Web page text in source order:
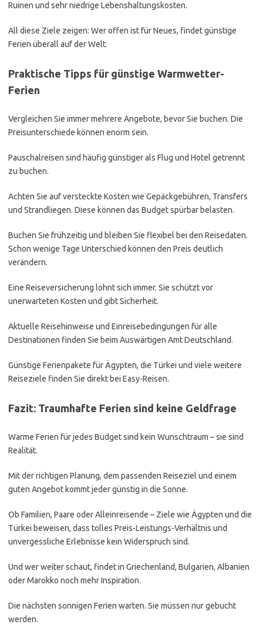
Ruinen und sehr niedrige Lebenshaltungskosten.
All diese Ziele zeigen: Wer offen ist für Neues, findet günstige
Ferien überall auf der Welt.
Praktische Tipps für günstige Warmwetter-
Ferien
Vergleichen Sie immer mehrere Angebote, bevor Sie buchen. Die
Preisunterschiede können enorm sein.
Pauschalreisen sind häufig günstiger als Flug und Hotel getrennt
zu buchen.
Achten Sie auf versteckte Kosten wie Gepäckgebühren, Transfers
und Strandliegen. Diese können das Budget spürbar belasten.
Buchen Sie frühzeitig und bleiben Sie flexibel bei den Reisedaten.
Schon wenige Tage Unterschied können den Preis deutlich
verändern.
Eine Reiseversicherung lohnt sich immer. Sie schützt vor
unerwarteten Kosten und gibt Sicherheit.
Aktuelle Reisehinweise und Einreisebedingungen für alle
Destinationen finden Sie beim Auswärtigen Amt Deutschland.
Günstige Ferienpakete für Ägypten, die Türkei und viele weitere
Reiseziele finden Sie direkt bei Easy-Reisen.
Fazit: Traumhafte Ferien sind keine Geldfrage
Warme Ferien für jedes Budget sind kein Wunschtraum – sie sind
Realität.
Mit der richtigen Planung, dem passenden Reiseziel und einem
guten Angebot kommt jeder günstig in die Sonne.
Ob Familien, Paare oder Alleinreisende – Ziele wie Ägypten und die
Türkei beweisen, dass tolles Preis-Leistungs-Verhältnis und
unvergessliche Erlebnisse kein Widerspruch sind.
Und wer weiter schaut, findet in Griechenland, Bulgarien, Albanien
oder Marokko noch mehr Inspiration.
Die nächsten sonnigen Ferien warten. Sie müssen nur gebucht
werden.